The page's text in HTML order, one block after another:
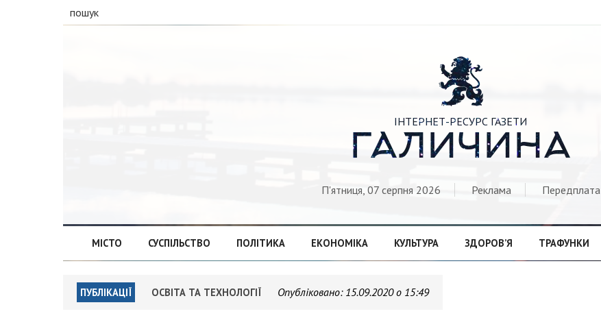
пошук

ІНТЕРНЕТ-РЕСУРС ГАЗЕТИ
ГАЛИЧИНА
П'ятниця, 07 серпня 2026 Реклама Передплата
МІСТО СУСПІЛЬСТВО ПОЛІТИКА ЕКОНОМІКА КУЛЬТУРА ЗДОРОВ’Я ТРАФУНКИ
ПУБЛІКАЦІЇ ОСВІТА ТА ТЕХНОЛОГІЇ Опубліковано: 15.09.2020 о 15:49